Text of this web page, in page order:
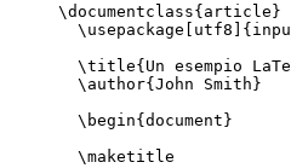
\documentclass{ article }
\usepackage
utf8 ]{
\title{Un esempio
\author{John Smith}
\begin{ document }
\maketitle